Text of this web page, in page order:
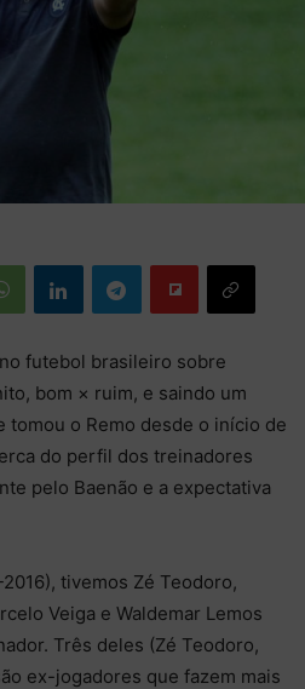
futebol brasileiro sobre
bom × ruim, e saindo um
tomou o Remo desde o início de
do perfil dos treinadores
pelo Baenão e a expectativa
tivemos Zé Teodoro,
Veiga e Waldemar Lemos
Três deles (Zé Teodoro,
ex-jogadores que fazem mais